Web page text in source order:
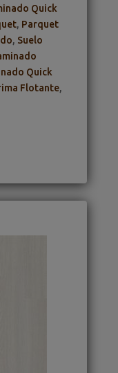
Quick
, Parquet
, Suelo
Quick
Flotante,